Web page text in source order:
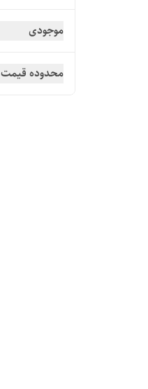
موجودی
محدوده قیمت